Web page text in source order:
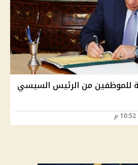
للموظفين من الرئيس السيسي